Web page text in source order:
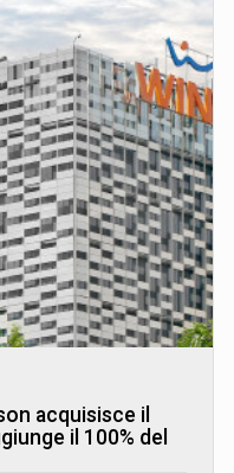
acquisisce il
il 100% del